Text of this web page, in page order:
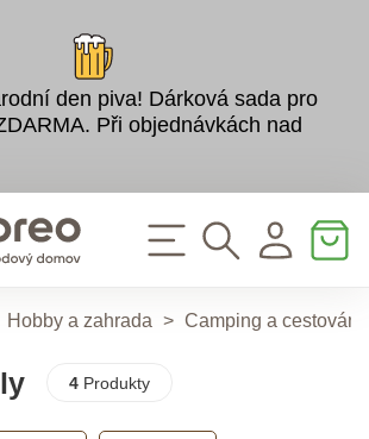
den piva! Dárková sada pro
Při objednávkách nad
Hobby a zahrada > Camping a cestování
4Produkty